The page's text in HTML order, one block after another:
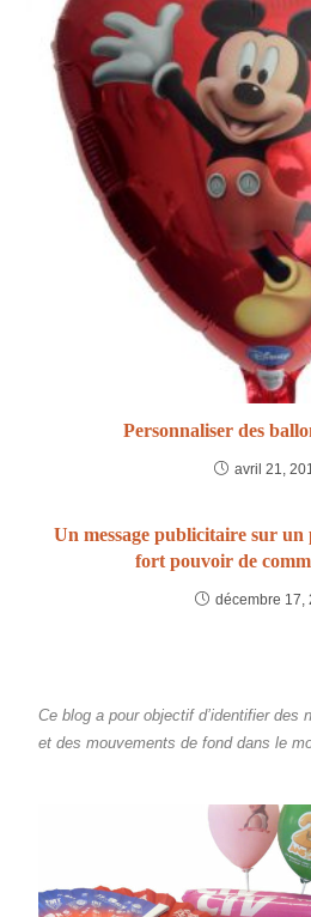
Personnaliser des
avril 21,
Un message publicitaire sur
fort pouvoir de
décembre 17,
Ce blog a pour objectif d’identifier des
et des mouvements de fond dans le